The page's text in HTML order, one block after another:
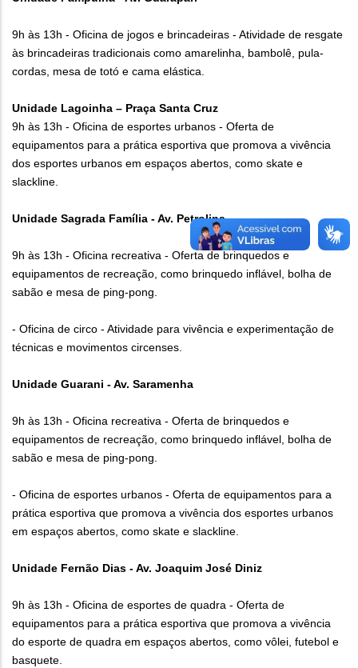
9h às 13h - Oficina de jogos e brincadeiras - Atividade de resgate
às brincadeiras tradicionais como amarelinha, bambolê, pula-
cordas, mesa de totó e cama elástica.
Unidade Lagoinha – Praça Santa Cruz
9h às 13h - Oficina de esportes urbanos - Oferta de
equipamentos para a prática esportiva que promova a vivência
dos esportes urbanos em espaços abertos, como skate e
slackline.
Unidade Sagrada Família - Av. Petrolina
9h às 13h - Oficina recreativa - Oferta de brinquedos e
equipamentos de recreação, como brinquedo inflável, bolha de
sabão e mesa de ping-pong.
- Oficina de circo - Atividade para vivência e experimentação de
técnicas e movimentos circenses.
Unidade Guarani - Av. Saramenha
9h às 13h - Oficina recreativa - Oferta de brinquedos e
equipamentos de recreação, como brinquedo inflável, bolha de
sabão e mesa de ping-pong.
- Oficina de esportes urbanos - Oferta de equipamentos para a
prática esportiva que promova a vivência dos esportes urbanos
em espaços abertos, como skate e slackline.
Unidade Fernão Dias - Av. Joaquim José Diniz
9h às 13h - Oficina de esportes de quadra - Oferta de
equipamentos para a prática esportiva que promova a vivência
do esporte de quadra em espaços abertos, como vôlei, futebol e
basquete.